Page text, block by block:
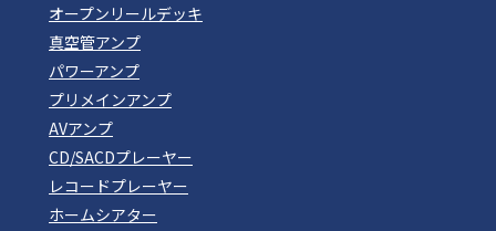
オープンリールデッキ
真空管アンプ
パワーアンプ
プリメインアンプ
AVアンプ
CD/SACDプレーヤー
レコードプレーヤー
ホームシアター